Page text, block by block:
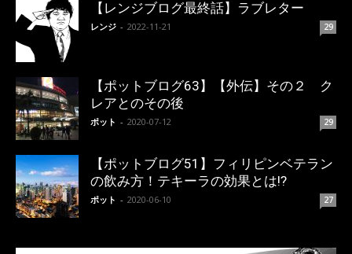
【レンジブログ最終話】ラブレター
レンジ - 2022-11-21 29
【ポットブログ63】【外伝】その２ ク
レアとのその後
ポット - 2020-07-12 29
【ポットブログ51】フィリピンベテラン
の飲み方！テキーラの効果とは!?
ポット - 2020-06-10 27